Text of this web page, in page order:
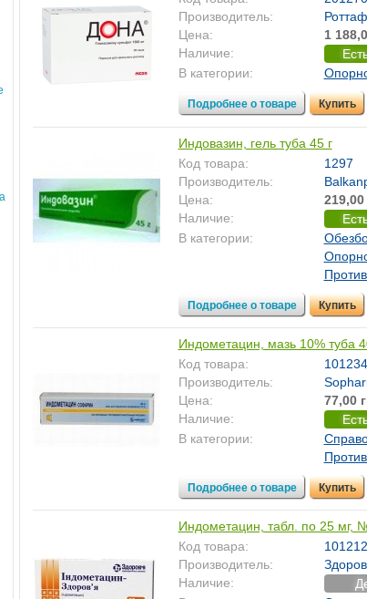
Производитель:
Цена:
1
Наличие:
В категории:
Подробнее о товаре Купить
Индовазин, гель туба 45 г
Код товара:
1297
Производитель:
Цена:
219,00
Наличие:
В категории:
Подробнее о товаре Купить
Индометацин, мазь 10% туба
Код товара:
Производитель:
Цена:
77,00
Наличие:
В категории:
Подробнее о товаре Купить
Индометацин, табл. по 25 мг,
Код товара:
Производитель:
Наличие: